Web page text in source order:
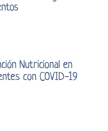
Nutricional en
con COVID-19